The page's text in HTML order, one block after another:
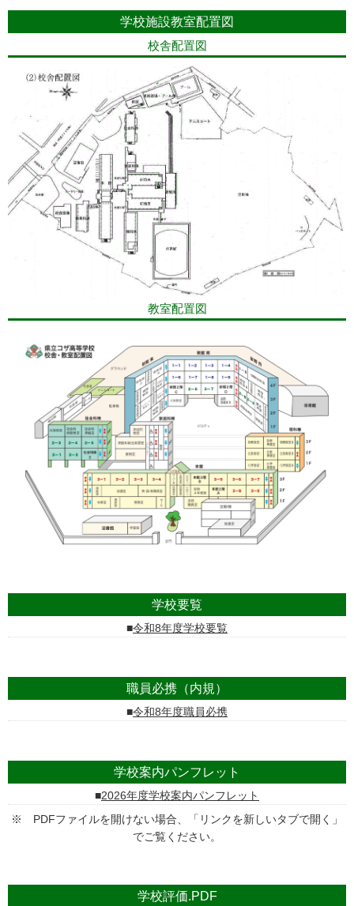
学校施設教室配置図
校舎配置図
教室配置図
学校要覧
令和8年度学校要覧
職員必携（内規）
令和8年度職員必携
学校案内パンフレット
2026年度学校案内パンフレット
※ PDFファイルを開けない場合、「リンクを新しいタブで開く」
でご覧ください。
学校評価.PDF